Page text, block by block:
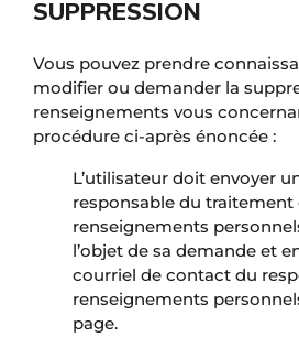
SUPPRESSION
Vous pouvez prendre
modifier ou demander la
renseignements vous
procédure ci-après énoncée :
L’utilisateur doit envoyer
responsable du traitement
renseignements
l’objet de sa demande et
courriel de contact du
renseignements
page.